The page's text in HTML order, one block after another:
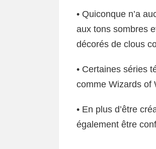
• Quiconque n’a
aux tons sombres
décorés de clous
• Certaines séries
comme Wizards of
• En plus d’être
également être